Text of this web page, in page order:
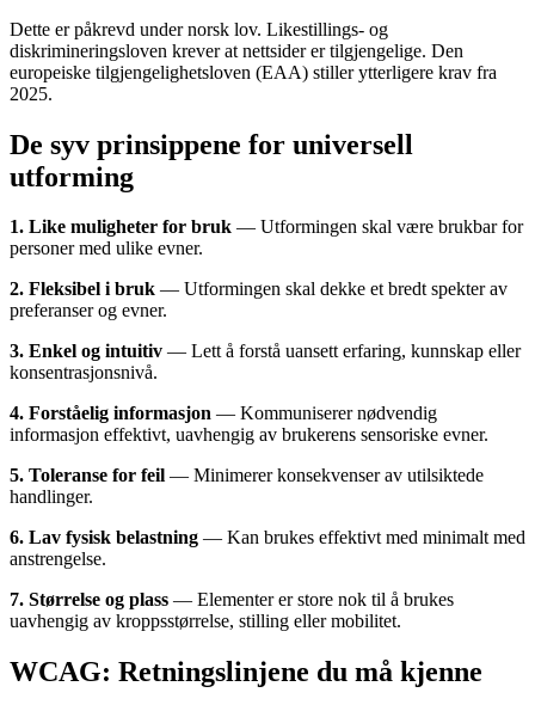
Dette er påkrevd under norsk lov. Likestillings- og
diskrimineringsloven krever at nettsider er tilgjengelige. Den
europeiske tilgjengelighetsloven (EAA) stiller ytterligere krav fra
2025.
De syv prinsippene for universell
utforming
1. Like muligheter for bruk — Utformingen skal være brukbar for
personer med ulike evner.
2. Fleksibel i bruk — Utformingen skal dekke et bredt spekter av
preferanser og evner.
3. Enkel og intuitiv — Lett å forstå uansett erfaring, kunnskap eller
konsentrasjonsnivå.
4. Forståelig informasjon — Kommuniserer nødvendig
informasjon effektivt, uavhengig av brukerens sensoriske evner.
5. Toleranse for feil — Minimerer konsekvenser av utilsiktede
handlinger.
6. Lav fysisk belastning — Kan brukes effektivt med minimalt med
anstrengelse.
7. Størrelse og plass — Elementer er store nok til å brukes
uavhengig av kroppsstørrelse, stilling eller mobilitet.
WCAG: Retningslinjene du må kjenne